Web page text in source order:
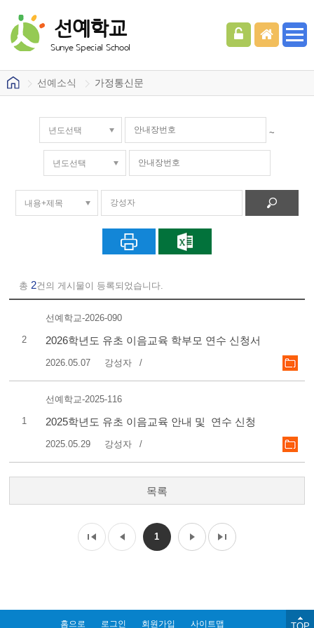
선예학교
Sunye Special School
선예소식 가정통신문
~
총2건의 게시물이 등록되었습니다.
2
선예학교-2026-090
2026학년도 유초 이음교육 학부모 연수 신청서
2026.05.07 강성자
1
선예학교-2025-116
2025학년도 유초 이음교육 안내 및 연수 신청
2025.05.29 강성자
목록
1
홈으로 로그인 회원가입 사이트맵